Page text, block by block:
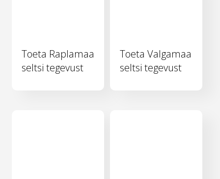
Toeta Raplamaa
seltsi tegevust
Toeta Valgamaa
seltsi tegevust